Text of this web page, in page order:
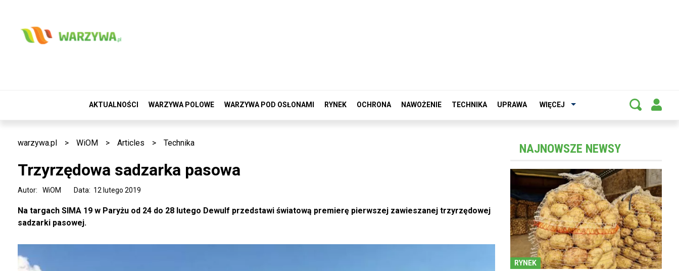
AKTUALNOŚCI WARZYWA POLOWE WARZYWA POD OSŁONAMI RYNEK OCHRONA NAWOŻENIE TECHNIKA UPRAWA WIĘCEJ
warzywa.pl > WiOM > Articles > Technika
Trzyrzędowa sadzarka pasowa
Data: 12 lutego 2019
Autor: WiOM
Na targach SIMA 19 w Paryżu od 24 do 28 lutego Dewulf przedstawi światową premierę pierwszej zawieszanej trzyrzędowej
sadzarki pasowej.
NAJNOWSZE NEWSY
RYNEK